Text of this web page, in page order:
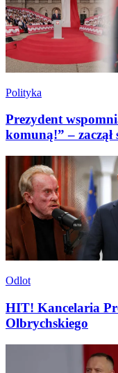
Polityka
Prezydent
komuną!” – zaczął
Odlot
HIT! Kancelaria
Olbrychskiego